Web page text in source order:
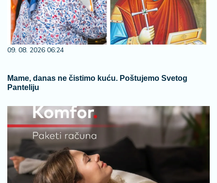
09. 08. 2026 06:24
Mame, danas ne čistimo kuću. Poštujemo Svetog
Panteliju